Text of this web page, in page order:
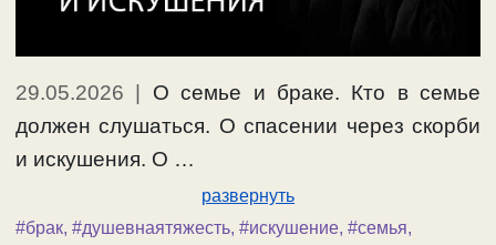
29.05.2026
О семье и браке. Кто в семье
должен слушаться. О спасении через скорби
и искушения. О …
развернуть
#брак, #душевнаятяжесть, #искушение, #семья,